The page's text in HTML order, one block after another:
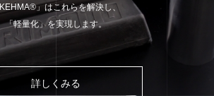
KEHMA®」はこれらを解決し、
「軽量化」を実現します。
詳しくみる